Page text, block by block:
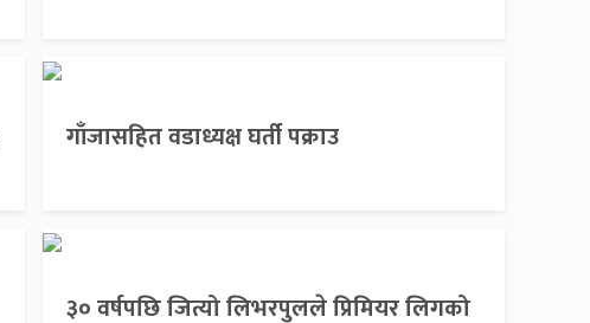
गाँजासहित वडाध्यक्ष घर्ती पक्राउ
३० वर्षपछि जित्यो लिभरपुलले प्रिमियर लिगको